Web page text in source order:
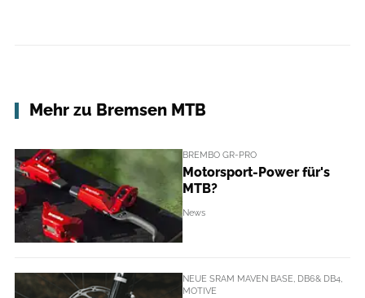
Mehr zu Bremsen MTB
BREMBO GR-PRO
Motorsport-Power für's
MTB?
News
NEUE SRAM MAVEN BASE, DB6& DB4,
MOTIVE